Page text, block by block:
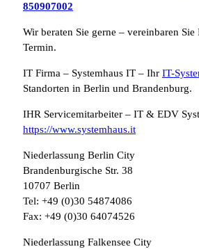
850907002
Wir beraten Sie gerne – vereinbaren
Termin.
IT Firma – Systemhaus IT – Ihr IT-
Standorten in Berlin und Brandenburg.
IHR Servicemitarbeiter – IT & EDV
https://www.systemhaus.it
Niederlassung Berlin City
Brandenburgische Str. 38
10707 Berlin
Tel: +49 (0)30 54874086
Fax: +49 (0)30 64074526
Niederlassung Falkensee City